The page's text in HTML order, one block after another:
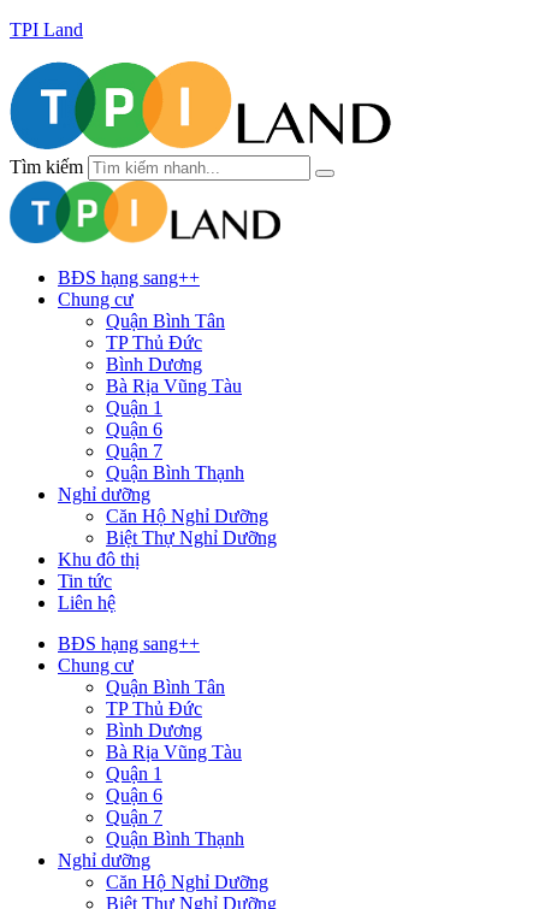
TPI Land
Tìm kiếm
BĐS hạng sang++
Chung cư
Quận Bình Tân
TP Thủ Đức
Bình Dương
Bà Rịa Vũng Tàu
Quận 1
Quận 6
Quận 7
Quận Bình Thạnh
Nghỉ dưỡng
Căn Hộ Nghỉ Dưỡng
Biệt Thự Nghỉ Dưỡng
Khu đô thị
Tin tức
Liên hệ
BĐS hạng sang++
Chung cư
Quận Bình Tân
TP Thủ Đức
Bình Dương
Bà Rịa Vũng Tàu
Quận 1
Quận 6
Quận 7
Quận Bình Thạnh
Nghỉ dưỡng
Căn Hộ Nghỉ Dưỡng
Biệt Thự Nghỉ Dưỡng